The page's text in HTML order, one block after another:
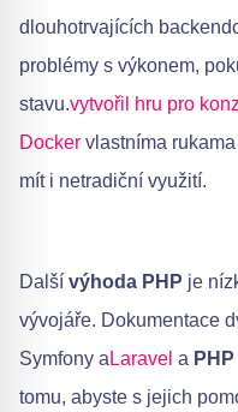
dlouhotrvajících
problémy s výkonem,
stavu.vytvořil hru pro
Docker vlastníma
mít i netradiční využití.
Další výhoda PHP je
vývojáře. Dokumentace
Symfony a Laravel a PHP
tomu, abyste s jejich